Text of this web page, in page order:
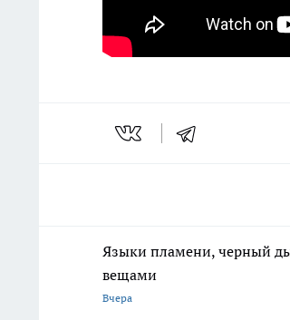
Языки пламени, черный
вещами
Вчера